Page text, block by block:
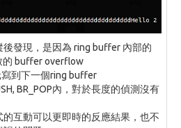
發現，是因為 ring buffer 內部的
的 buffer overflow
到下一個ring buffer
BR_POP內，對於長度的偵測沒有
互動可以更即時的反應結果，也不